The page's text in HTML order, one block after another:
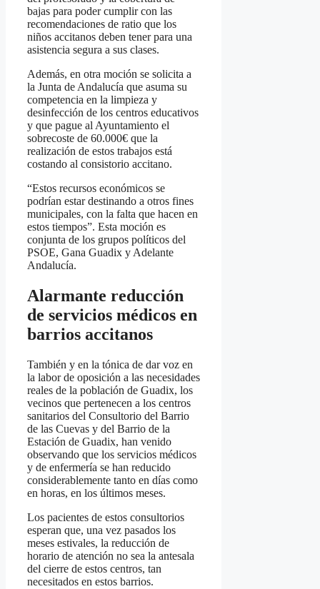
bajas para poder cumplir con las
recomendaciones de ratio que los
niños accitanos deben tener para una
asistencia segura a sus clases.
Además, en otra moción se solicita a
la Junta de Andalucía que asuma su
competencia en la limpieza y
desinfección de los centros educativos
y que pague al Ayuntamiento el
sobrecoste de 60.000€ que la
realización de estos trabajos está
costando al consistorio accitano.
“Estos recursos económicos se
podrían estar destinando a otros fines
municipales, con la falta que hacen en
estos tiempos”. Esta moción es
conjunta de los grupos políticos del
PSOE, Gana Guadix y Adelante
Andalucía.
Alarmante reducción
de servicios médicos en
barrios accitanos
También y en la tónica de dar voz en
la labor de oposición a las necesidades
reales de la población de Guadix, los
vecinos que pertenecen a los centros
sanitarios del Consultorio del Barrio
de las Cuevas y del Barrio de la
Estación de Guadix, han venido
observando que los servicios médicos
y de enfermería se han reducido
considerablemente tanto en días como
en horas, en los últimos meses.
Los pacientes de estos consultorios
esperan que, una vez pasados los
meses estivales, la reducción de
horario de atención no sea la antesala
del cierre de estos centros, tan
necesitados en estos barrios.